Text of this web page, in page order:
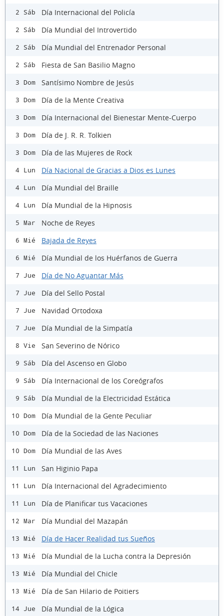
2 Sáb Día Internacional del Policía
2 Sáb Día Mundial del Introvertido
2 Sáb Día Mundial del Entrenador Personal
2 Sáb Fiesta de San Basilio Magno
3 Dom Santísimo Nombre de Jesús
3 Dom Día de la Mente Creativa
3 Dom Día Internacional del Bienestar Mente-Cuerpo
3 Dom Día de J. R. R. Tolkien
3 Dom Día de las Mujeres de Rock
4 Lun Día Nacional de Gracias a Dios es Lunes
4 Lun Día Mundial del Braille
4 Lun Día Mundial de la Hipnosis
5 Mar Noche de Reyes
6 Mié Bajada de Reyes
6 Mié Día Mundial de los Huérfanos de Guerra
7 Jue Día de No Aguantar Más
7 Jue Día del Sello Postal
7 Jue Navidad Ortodoxa
7 Jue Día Mundial de la Simpatía
8 Vie San Severino de Nórico
9 Sáb Día del Ascenso en Globo
9 Sáb Día Internacional de los Coreógrafos
9 Sáb Día Mundial de la Electricidad Estática
10 Dom Día Mundial de la Gente Peculiar
10 Dom Día de la Sociedad de las Naciones
10 Dom Día Mundial de las Aves
11 Lun San Higinio Papa
11 Lun Día Internacional del Agradecimiento
11 Lun Día de Planificar tus Vacaciones
12 Mar Día Mundial del Mazapán
13 Mié Día de Hacer Realidad tus Sueños
13 Mié Día Mundial de la Lucha contra la Depresión
13 Mié Día Mundial del Chicle
13 Mié Día de San Hilario de Poitiers
14 Jue Día Mundial de la Lógica